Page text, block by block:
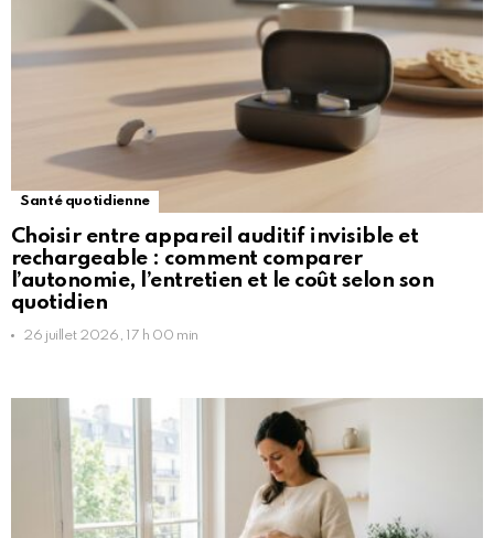
Santé quotidienne
Choisir entre appareil auditif invisible et
rechargeable : comment comparer
l’autonomie, l’entretien et le coût selon son
quotidien
26 juillet 2026, 17 h 00 min